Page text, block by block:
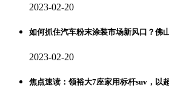
2023-02-20
如何抓住汽车粉末涂装市场新风口？佛
2023-02-20
焦点速读：领裕大7座家用标杆suv，以